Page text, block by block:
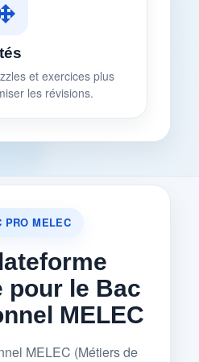
et exercices plus
les révisions.
PRO MELEC
pour le Bac
MELEC
MELEC (Métiers de